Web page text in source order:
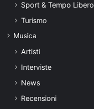
Sport & Tempo Libero
Turismo
Musica
Artisti
Interviste
News
Recensioni